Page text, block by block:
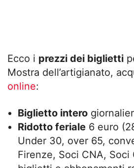
Ecco i prezzi dei biglietti
Mostra dell’artigianato,
online:
Biglietto intero
Ridotto feriale 6 euro
Under 30, over 65,
Firenze, Soci CNA,